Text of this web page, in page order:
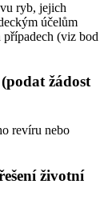
ryb, jejich
účelům
(viz bod
žádost
revíru nebo
životní